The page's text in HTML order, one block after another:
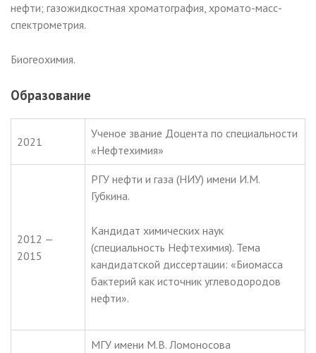
нефти; газожидкостная хроматография, хромато-масс-
спектрометрия.
Биогеохимия.
Образование
2021
Ученое звание Доцента по специальности
«Нефтехимия»
2012 —
2015
РГУ нефти и газа (НИУ) имени И.М.
Губкина.
Кандидат химических наук
(специальность Нефтехимия). Тема
кандидатской диссертации: «Биомасса
бактерий как источник углеводородов
нефти».
МГУ имени М.В. Ломоносова